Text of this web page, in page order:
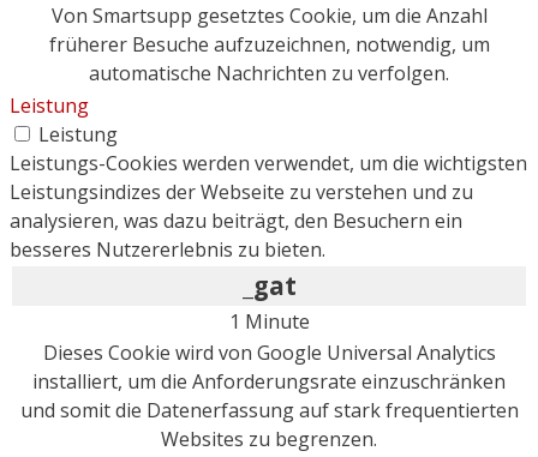
Von Smartsupp gesetztes Cookie, um die Anzahl
früherer Besuche aufzuzeichnen, notwendig, um
automatische Nachrichten zu verfolgen.
Leistung
Leistung
Leistungs-Cookies werden verwendet, um die wichtigsten
Leistungsindizes der Webseite zu verstehen und zu
analysieren, was dazu beiträgt, den Besuchern ein
besseres Nutzererlebnis zu bieten.
_gat
1 Minute
Dieses Cookie wird von Google Universal Analytics
installiert, um die Anforderungsrate einzuschränken
und somit die Datenerfassung auf stark frequentierten
Websites zu begrenzen.